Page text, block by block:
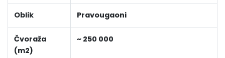
Oblik Pravougaoni
Čvoraža
(m2)
~ 250 000